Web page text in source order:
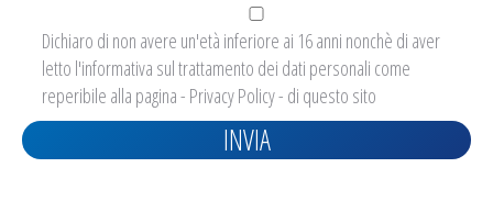
Dichiaro di non avere un'età inferiore ai 16 anni nonchè di aver
letto l'informativa sul trattamento dei dati personali come
reperibile alla pagina - Privacy Policy- di questo sito